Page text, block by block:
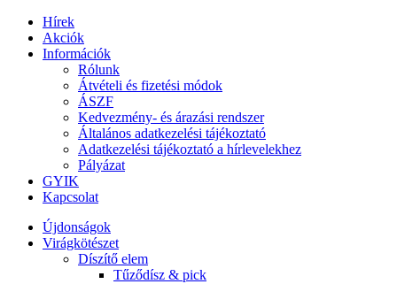
Hírek
Akciók
Információk
Rólunk
Átvételi és fizetési módok
ÁSZF
Kedvezmény- és árazási rendszer
Általános adatkezelési tájékoztató
Adatkezelési tájékoztató a hírlevelekhez
Pályázat
GYIK
Kapcsolat
Újdonságok
Virágkötészet
Díszítő elem
Tűződísz & pick